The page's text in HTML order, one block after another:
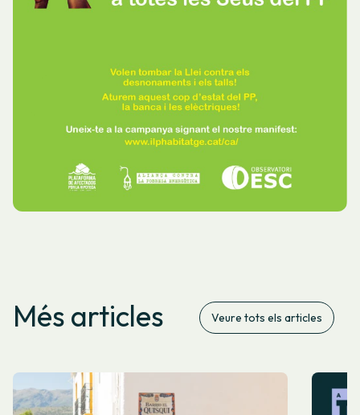
Més articles Veure tots els articles